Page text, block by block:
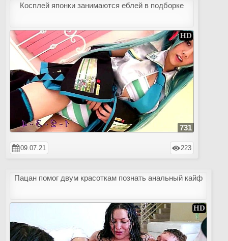
Косплей японки занимаются еблей в подборке
731
09.07.21 223
Пацан помог двум красоткам познать анальный кайф